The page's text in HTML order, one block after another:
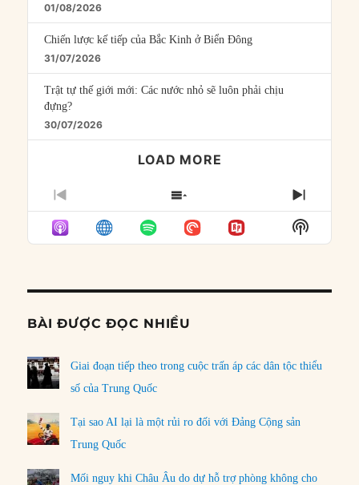
01/08/2026
Chiến lược kế tiếp của Bắc Kinh ở Biển Đông
31/07/2026
Trật tự thế giới mới: Các nước nhỏ sẽ luôn phải chịu
đựng?
30/07/2026
LOAD MORE
PREVIOUS
EPISODE
SHOW
EPISODES
LIST
NEXT
Show
Podcast
BÀI ĐƯỢC ĐỌC NHIỀU
Giai đoạn tiếp theo trong cuộc trấn áp các dân tộc thiểu
số của Trung Quốc
Tại sao AI lại là một rủi ro đối với Đảng Cộng sản
Trung Quốc
Mối nguy khi Châu Âu do dự hỗ trợ phòng không cho